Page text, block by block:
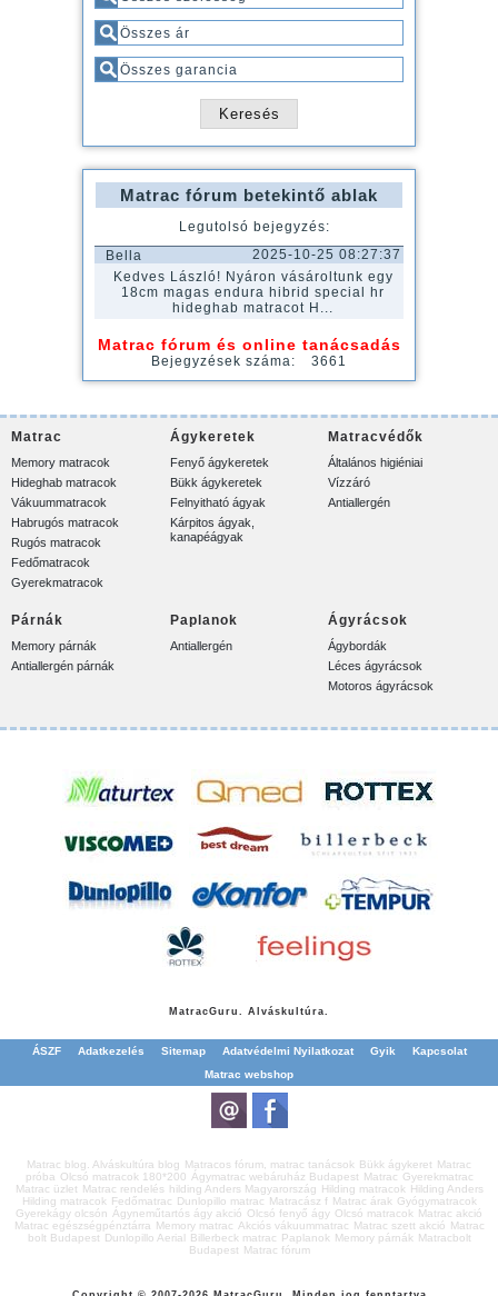
Matrac fórum betekintő ablak
Legutolsó bejegyzés:
Bella
2025-10-25 08:27:37
Kedves László! Nyáron vásároltunk egy
18cm magas endura hibrid special hr
hideghab matracot H...
Matrac fórum és online tanácsadás
Bejegyzések száma: 3661
Matrac
Memory matracok
Hideghab matracok
Vákuummatracok
Habrugós matracok
Rugós matracok
Fedőmatracok
Gyerekmatracok
Ágykeretek
Fenyő ágykeretek
Bükk ágykeretek
Felnyitható ágyak
Kárpitos ágyak,
kanapéágyak
Matracvédők
Általános higiéniai
Vízzáró
Antiallergén
Párnák
Memory párnák
Antiallergén párnák
Paplanok
Antiallergén
Ágyrácsok
Ágybordák
Léces ágyrácsok
Motoros ágyrácsok
MatracGuru. Alváskultúra.
ÁSZF Adatkezelés Sitemap Adatvédelmi Nyilatkozat Gyik
Kapcsolat
Matrac webshop
Matrac blog. Alváskultúra blog Matracos fórum, matrac tanácsok Bükk ágykeret Matrac
próba Olcsó matracok 180*200 Ágymatrac webáruház Budapest Matrac Gyerekmatrac
Matrac üzlet Matrac rendelés hilding Anders Magyarország Hilding matracok Hilding Anders
Hilding matracok Fedőmatrac Dunlopillo matrac Matracász f Matrac árak Gyógymatracok
Gyerekágy olcsón Ágyneműtartós ágy akció Olcsó fenyő ágy Olcsó matracok Matrac akció
Matrac egészségpénztárra Memory matrac Akciós vákuummatrac Matrac szett akció Matrac
bolt Budapest Dunlopillo Aerial Billerbeck matrac Paplanok Memory párnák Matracbolt
Budapest Matrac fórum